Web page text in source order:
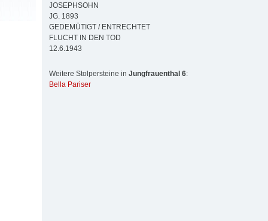
JOSEPHSOHN
JG. 1893
GEDEMÜTIGT / ENTRECHTET
FLUCHT IN DEN TOD
12.6.1943
Weitere Stolpersteine in Jungfrauenthal 6:
Bella Pariser